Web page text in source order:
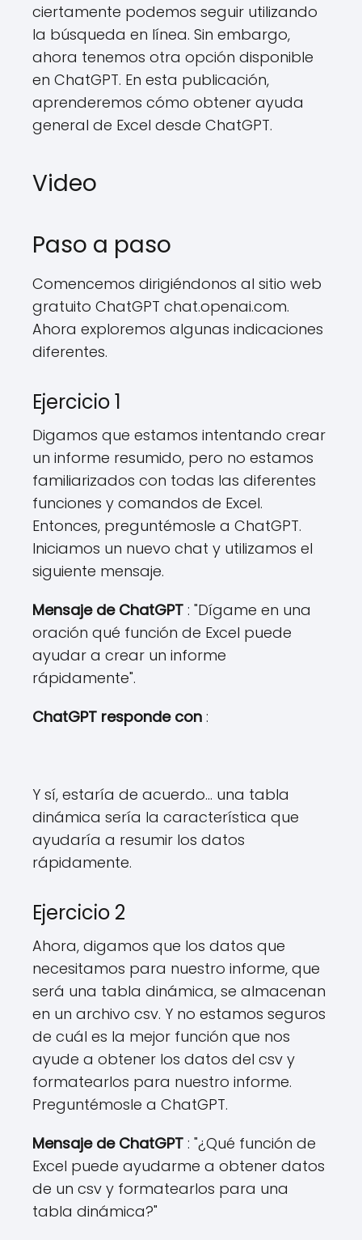
ciertamente podemos seguir utilizando
la búsqueda en línea. Sin embargo,
ahora tenemos otra opción disponible
en ChatGPT. En esta publicación,
aprenderemos cómo obtener ayuda
general de Excel desde ChatGPT.
Video
Paso a paso
Comencemos dirigiéndonos al sitio web
gratuito ChatGPT chat.openai.com.
Ahora exploremos algunas indicaciones
diferentes.
Ejercicio 1
Digamos que estamos intentando crear
un informe resumido, pero no estamos
familiarizados con todas las diferentes
funciones y comandos de Excel.
Entonces, preguntémosle a ChatGPT.
Iniciamos un nuevo chat y utilizamos el
siguiente mensaje.
Mensaje de ChatGPT : "Dígame en una
oración qué función de Excel puede
ayudar a crear un informe
rápidamente".
ChatGPT responde con :
Y sí, estaría de acuerdo... una tabla
dinámica sería la característica que
ayudaría a resumir los datos
rápidamente.
Ejercicio 2
Ahora, digamos que los datos que
necesitamos para nuestro informe, que
será una tabla dinámica, se almacenan
en un archivo csv. Y no estamos seguros
de cuál es la mejor función que nos
ayude a obtener los datos del csv y
formatearlos para nuestro informe.
Preguntémosle a ChatGPT.
Mensaje de ChatGPT : "¿Qué función de
Excel puede ayudarme a obtener datos
de un csv y formatearlos para una
tabla dinámica?"